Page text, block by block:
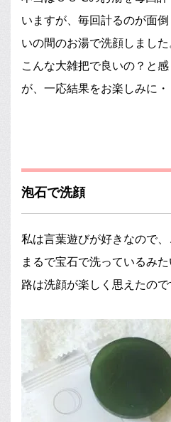
いますが、毎回計るのが面
いの間のお湯で洗顔しました
こんな大雑把で良いの？と
が、一応結果をお楽しみに・
泡石で洗顔
私は言葉遊びが好きなので、
まるで宝石で洗っているみ
路は洗顔が楽しく思えたの